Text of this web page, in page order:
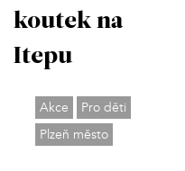
koutek na
Itepu
Akce
Pro děti
Plzeň město